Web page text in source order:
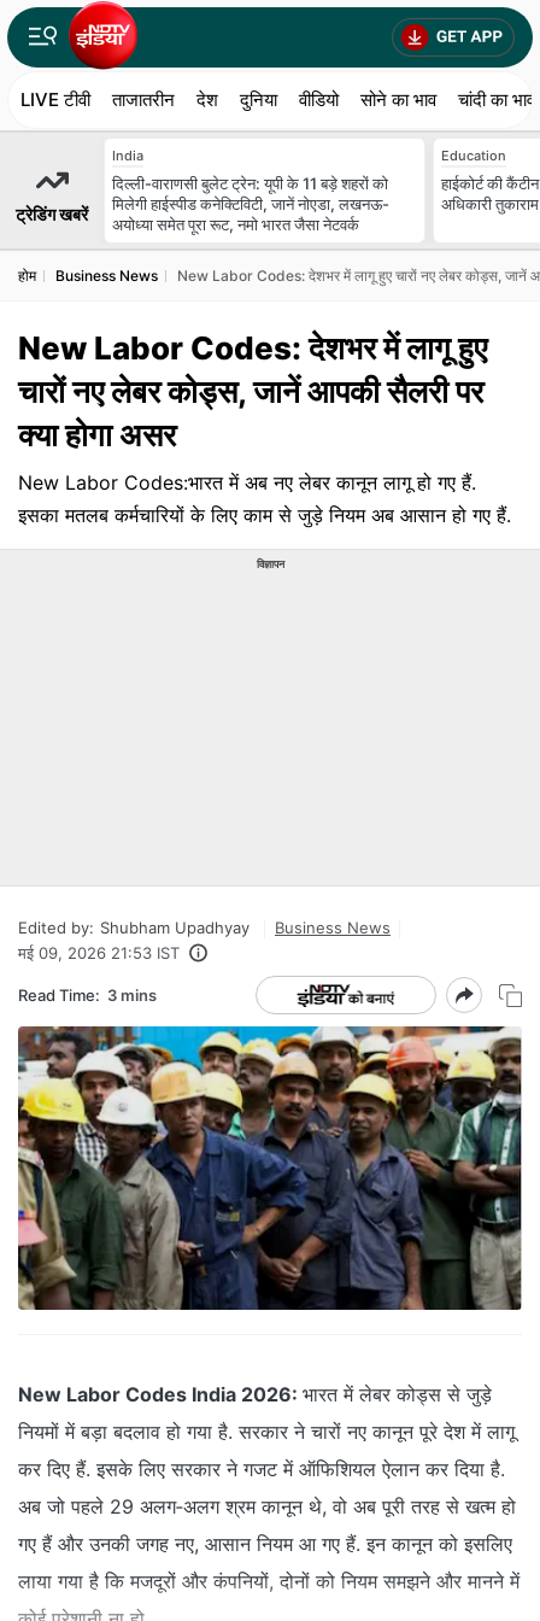
LIVE टीवी ताजातरीन देश दुनिया वीडियो सोने का भाव चांदी का भाव
ट्रेडिंग खबरें
India
दिल्ली-वाराणसी बुलेट ट्रेन: यूपी के 11 बड़े शहरों को
मिलेगी हाईस्पीड कनेक्टिविटी, जानें नोएडा, लखनऊ-
अयोध्या समेत पूरा रूट, नमो भारत जैसा नेटवर्क
Education
हाईकोर्ट की
अधिकारी
होम Business News New Labor Codes: देशभर में लागू हुए चारों नए लेबर कोड्स, जानें
New Labor Codes: देशभर में लागू हुए
चारों नए लेबर कोड्स, जानें आपकी सैलरी पर
क्या होगा असर
New Labor Codes:भारत में अब नए लेबर कानून लागू हो गए हैं.
इसका मतलब कर्मचारियों के लिए काम से जुड़े नियम अब आसान हो गए हैं.
विज्ञापन
Edited by: Shubham Upadhyay
Business News
मई 09, 2026 21:53 IST
Read Time: 3 mins
New Labor Codes India 2026: भारत में लेबर कोड्स से जुड़े
नियमों में बड़ा बदलाव हो गया है. सरकार ने चारों नए कानून पूरे देश में लागू
कर दिए हैं. इसके लिए सरकार ने गजट में ऑफिशियल ऐलान कर दिया है.
अब जो पहले 29 अलग‑अलग श्रम कानून थे, वो अब पूरी तरह से खत्म हो
गए हैं और उनकी जगह नए, आसान नियम आ गए हैं. इन कानून को इसलिए
लाया गया है कि मजदूरों और कंपनियों, दोनों को नियम समझने और मानने में